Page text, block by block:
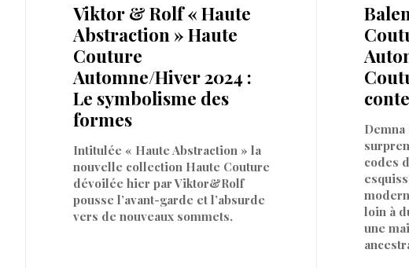
Viktor & Rolf « Haute
Abstraction » Haute
Couture
Automne/Hiver 2024 :
Le symbolisme des
formes
Intitulée « Haute Abstraction » la
nouvelle collection Haute Couture
dévoilée hier par Viktor&Rolf
pousse l’avant-garde et l’absurde
vers de nouveaux sommets.
codes
loin à
une